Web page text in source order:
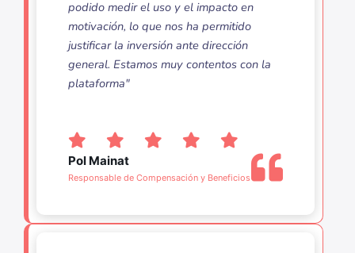
podido medir el uso y el impacto en
motivación, lo que nos ha permitido
justificar la inversión ante dirección
general. Estamos muy contentos con la
plataforma"
Pol Mainat
Responsable de Compensación y Beneficios